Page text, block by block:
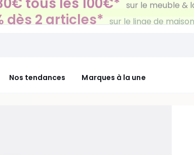
dès 2 articles*
Nos tendances Marques à la une